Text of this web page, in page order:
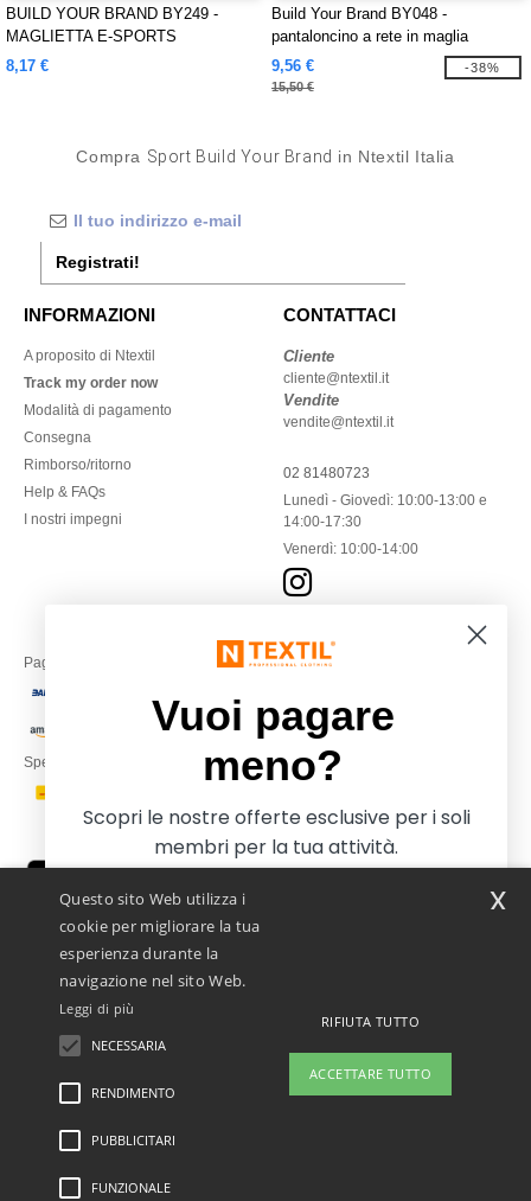
BUILD YOUR BRAND BY249 -
MAGLIETTA E-SPORTS
8,17 €
Build Your Brand BY048 -
pantaloncino a rete in maglia
9,56 €
15,50 €
-38%
Compra Sport Build Your Brand in Ntextil Italia
Registrati!
INFORMAZIONI
A proposito di Ntextil
Track my order now
Modalità di pagamento
Consegna
Rimborso/ritorno
Help & FAQs
I nostri impegni
CONTATTACI
Cliente
cliente@ntextil.it
Vendite
vendite@ntextil.it
02 81480723
Lunedì - Giovedì: 10:00-13:00 e
14:00-17:30
Venerdì: 10:00-14:00
Paga con
Spediamo con
Netenders Italy SRL — Registered office GALLERIA DEL CORSO 1 -
20122 MILANO (MI) -Italy
Fiscal code/VAT number IT11510210963 — REA number MI-2608168.
Questo NON è l'indirizzo di ritorno. Per i resi, vedere qui
Menzioni legali- Informativa sulla privacy
Questo sito Web utilizza i
cookie per migliorare la tua
esperienza durante la
navigazione nel sito Web.
Leggi di più
NECESSARIA
RENDIMENTO
PUBBLICITARI
FUNZIONALE
RIFIUTA TUTTO
ACCETTARE TUTTO
x
Vuoi pagare
meno?
Scopri le nostre offerte esclusive per i soli
membri per la tua attività.
Iscriviti e paga meno
No, grazie, voglio pagare di più